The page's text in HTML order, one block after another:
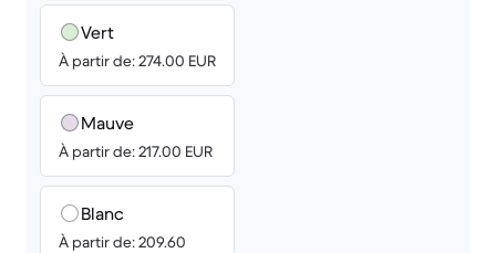
Vert
À partir de: 274.00 EUR
Mauve
À partir de: 217.00 EUR
Blanc
À partir de: 209.60